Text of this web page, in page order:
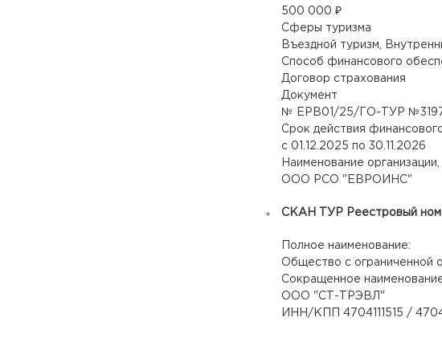
500 000 ₽
Сферы туризма
Въездной туризм,
Способ финансового
Договор страхования
Документ
№ ЕРВ01/25/ГО-ТУР
Срок действия
с 01.12.2025 по 30.11.2026
Наименование
ООО РСО "ЕВРОИНС"
СКАН ТУР Реестровый
Полное наименование:
Общество с ограниченной
Сокращенное
ООО "СТ-ТРЭВЛ "
ИНН/КПП 4704111515 /